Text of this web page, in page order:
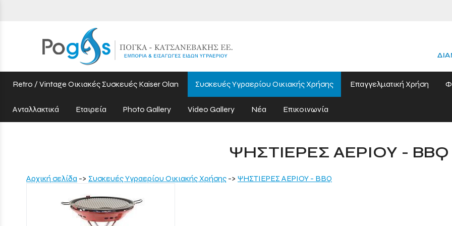
Retro / Vintage Οικιακές Συσκευές Kaiser Olan Συσκευές Υγραερίου Οικιακής Χρήσης Επαγγελματική Χρήση
Ανταλλακτικά Εταιρεία Photo Gallery Video Gallery Νέα Επικοινωνία
ΨΗΣΤΙΕΡΕΣ ΑΕΡΙΟΥ - BBQ
Aρχική σελίδα -> Συσκευές Υγραερίου Οικιακής Χρήσης -> ΨΗΣΤΙΕΡΕΣ ΑΕΡΙΟΥ - BBQ